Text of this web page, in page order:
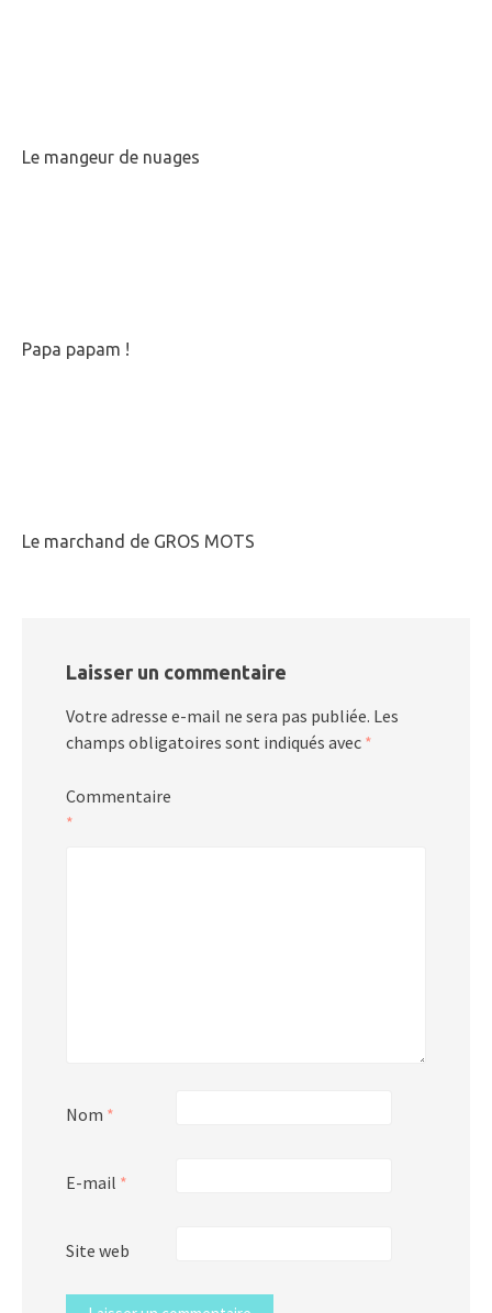
Le mangeur de nuages
Papa papam !
Le marchand de GROS MOTS
Laisser un commentaire
Votre adresse e-mail ne sera pas publiée. Les
champs obligatoires sont indiqués avec *
Commentaire
*
Nom *
E-mail *
Site web